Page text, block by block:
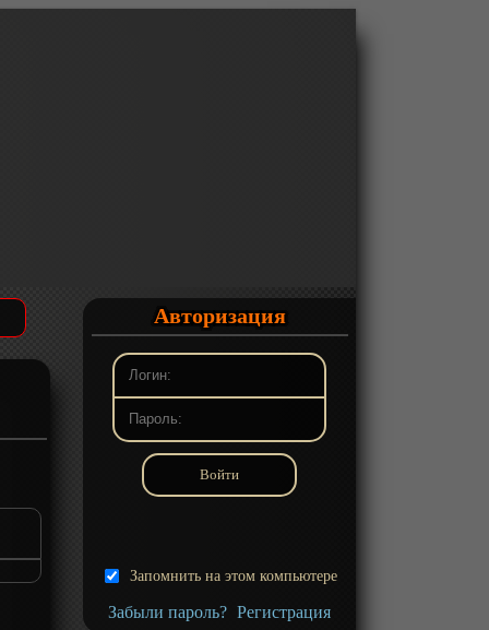
Авторизация
Запомнить на этом компьютере
Забыли пароль? Регистрация